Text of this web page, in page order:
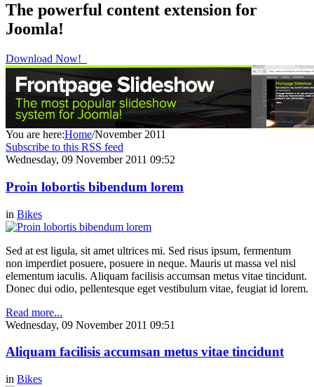
The powerful content extension for
Joomla!
Download Now!
You are here:Home/November 2011
Subscribe to this RSS feed
Wednesday, 09 November 2011 09:52
Proin lobortis bibendum lorem
in Bikes
Sed at est ligula, sit amet ultrices mi. Sed risus ipsum, fermentum
non imperdiet posuere, posuere in neque. Mauris ut massa vel nisl
elementum iaculis. Aliquam facilisis accumsan metus vitae tincidunt.
Donec dui odio, pellentesque eget vestibulum vitae, feugiat id lorem.
Read more...
Wednesday, 09 November 2011 09:51
Aliquam facilisis accumsan metus vitae tincidunt
in Bikes